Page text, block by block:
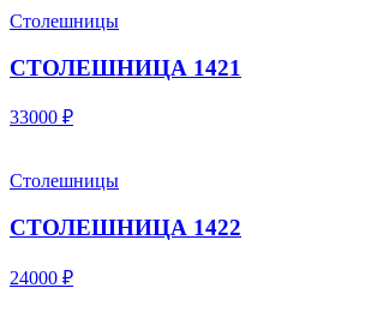
Столешницы
СТОЛЕШНИЦА 1421
33000 ₽
Столешницы
СТОЛЕШНИЦА 1422
24000 ₽